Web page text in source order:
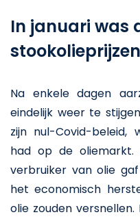
In januari was
Na enkele dagen
eindelijk weer te
zijn nul-Covid-beleid,
had op de oliemarkt.
verbruiker van olie
het economisch
olie zouden